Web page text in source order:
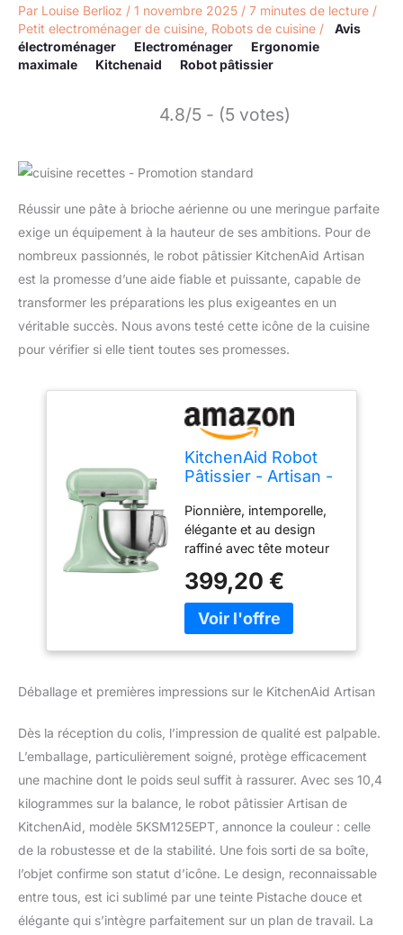
Par Louise Berlioz / 1 novembre 2025 / 7 minutes de lecture /
Petit electroménager de cuisine Robots de cuisine /
Avis
électroménager
Electroménager
Ergonomie
maximale
Kitchenaid Robot pâtissier
4.8/5 - (5 votes)
Réussir une pâte à brioche aérienne ou une meringue parfaite
exige un équipement à la hauteur de ses ambitions. Pour de
nombreux passionnés, le robot pâtissier KitchenAid Artisan
est la promesse d’une aide fiable et puissante, capable de
transformer les préparations les plus exigeantes en un
véritable succès. Nous avons testé cette icône de la cuisine
pour vérifier si elle tient toutes ses promesses.
KitchenAid Robot
Pâtissier - Artisan -
multifonctions à
tête inclinable -
Batteur avec 3
accessoires et Bol
inox de 4,8 L -
Pistache
Pionnière, intemporelle,
élégante et au design
raffiné avec tête moteur
Livrée avec 1 fouet à 6
fils, un mélangeur et un
crochet pétrisseur Bol en
traditionnelle, 1 litre de
d’œufs (de taille
moyenne) Performance
exceptionnelle :
petites et grandes
quantités. Aucune perte
de puissance entre le
moteur et les
accessoires Mélangeur à
original : Mélange et
399,20 €
Déballage et premières impressions sur le KitchenAid Artisan
Dès la réception du colis, l’impression de qualité est palpable.
L’emballage, particulièrement soigné, protège efficacement
une machine dont le poids seul suffit à rassurer. Avec ses 10,4
kilogrammes sur la balance, le robot pâtissier Artisan de
KitchenAid, modèle 5KSM125EPT, annonce la couleur : celle
de la robustesse et de la stabilité. Une fois sorti de sa boîte,
l’objet confirme son statut d’icône. Le design, reconnaissable
entre tous, est ici sublimé par une teinte Pistache douce et
élégante qui s’intègre parfaitement sur un plan de travail. La